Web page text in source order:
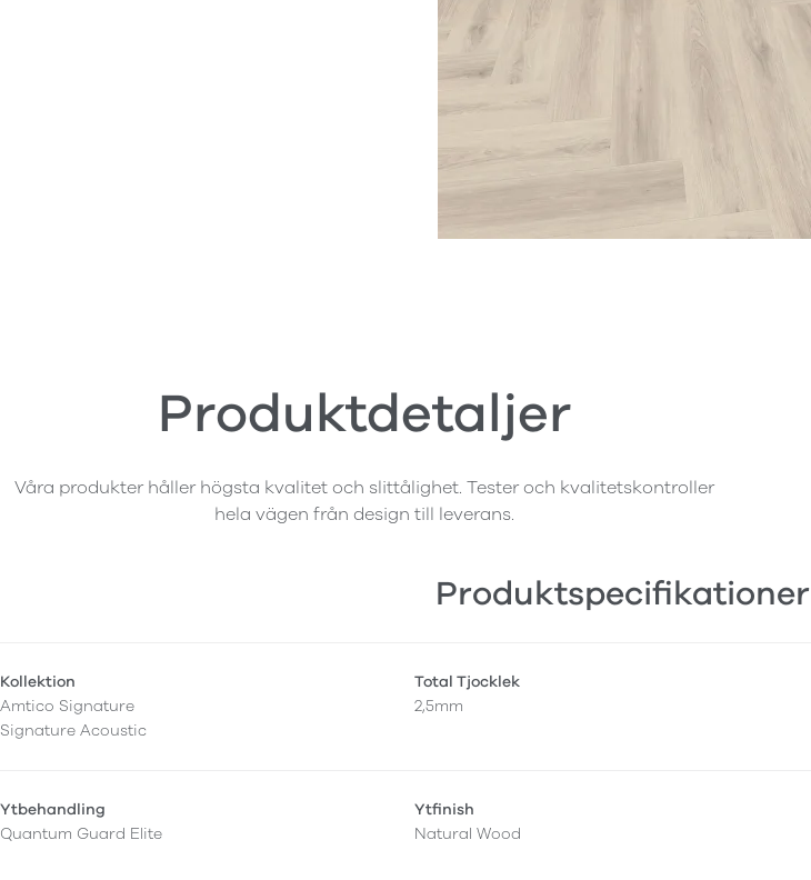
Produktdetaljer
Våra produkter håller högsta kvalitet och slittålighet. Tester och kvalitetskontroller
hela vägen från design till leverans.
Produktspecifikationer
Kollektion
Amtico Signature
Signature Acoustic
Total Tjocklek
2,5mm
Ytbehandling
Quantum Guard Elite
Ytfinish
Natural Wood